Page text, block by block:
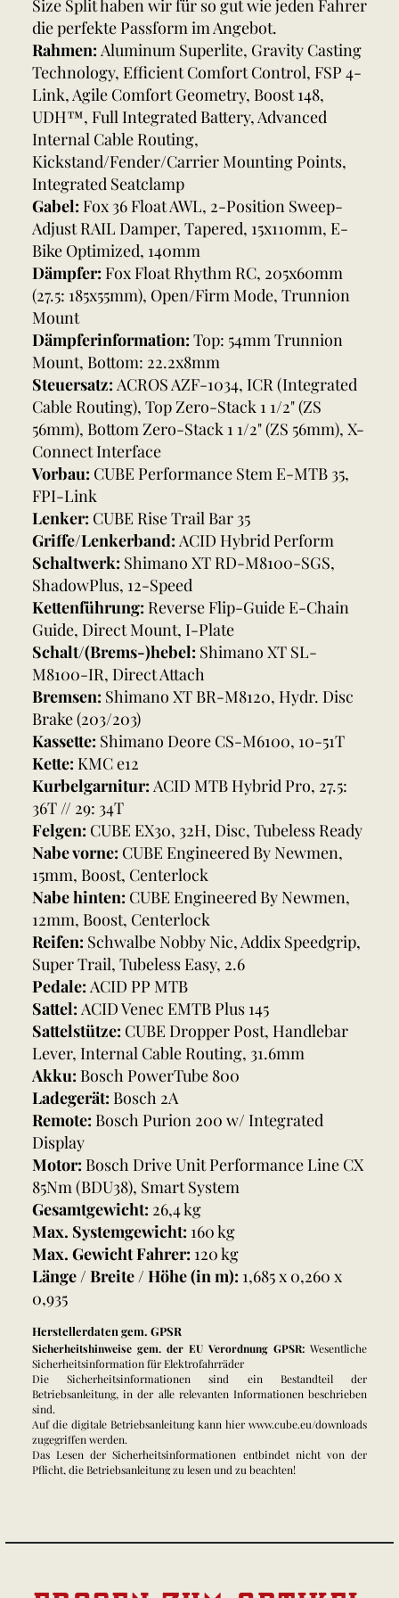
Size Split haben wir für so gut wie jeden Fahrer
die perfekte Passform im Angebot.
Rahmen: Aluminum Superlite, Gravity Casting
Technology, Efficient Comfort Control, FSP 4-
Link, Agile Comfort Geometry, Boost 148,
UDH™, Full Integrated Battery, Advanced
Internal Cable Routing,
Kickstand/Fender/Carrier Mounting Points,
Integrated Seatclamp
Gabel: Fox 36 Float AWL, 2-Position Sweep-
Adjust RAIL Damper, Tapered, 15x110mm, E-
Bike Optimized, 140mm
Dämpfer: Fox Float Rhythm RC, 205x60mm
(27.5: 185x55mm), Open/Firm Mode, Trunnion
Mount
Dämpferinformation: Top: 54mm Trunnion
Mount, Bottom: 22.2x8mm
Steuersatz: ACROS AZF-1034, ICR (Integrated
Cable Routing), Top Zero-Stack 1 1/2" (ZS
56mm), Bottom Zero-Stack 1 1/2" (ZS 56mm), X-
Connect Interface
Vorbau: CUBE Performance Stem E-MTB 35,
FPI-Link
Lenker: CUBE Rise Trail Bar 35
Griffe/Lenkerband: ACID Hybrid Perform
Schaltwerk: Shimano XT RD-M8100-SGS,
ShadowPlus, 12-Speed
Kettenführung: Reverse Flip-Guide E-Chain
Guide, Direct Mount, I-Plate
Schalt/(Brems-)hebel: Shimano XT SL-
M8100-IR, Direct Attach
Bremsen: Shimano XT BR-M8120, Hydr. Disc
Brake (203/203)
Kassette: Shimano Deore CS-M6100, 10-51T
Kette: KMC e12
Kurbelgarnitur: ACID MTB Hybrid Pro, 27.5:
36T // 29: 34T
Felgen: CUBE EX30, 32H, Disc, Tubeless Ready
Nabe vorne: CUBE Engineered By Newmen,
15mm, Boost, Centerlock
Nabe hinten: CUBE Engineered By Newmen,
12mm, Boost, Centerlock
Reifen: Schwalbe Nobby Nic, Addix Speedgrip,
Super Trail, Tubeless Easy, 2.6
Pedale: ACID PP MTB
Sattel: ACID Venec EMTB Plus 145
Sattelstütze: CUBE Dropper Post, Handlebar
Lever, Internal Cable Routing, 31.6mm
Akku: Bosch PowerTube 800
Ladegerät: Bosch 2A
Remote: Bosch Purion 200 w/ Integrated
Display
Motor: Bosch Drive Unit Performance Line CX
85Nm (BDU38), Smart System
Gesamtgewicht: 26,4 kg
Max. Systemgewicht: 160 kg
Max. Gewicht Fahrer: 120 kg
Länge / Breite / Höhe (in m): 1,685 x 0,260 x
0,935
Herstellerdaten gem. GPSR
Sicherheitshinweise gem. der EU Verordnung GPSR: Wesentliche
Sicherheitsinformation für Elektrofahrräder
Die Sicherheitsinformationen sind ein Bestandteil der
Betriebsanleitung, in der alle relevanten Informationen beschrieben
sind.
Auf die digitale Betriebsanleitung kann hier www.cube.eu/downloads
zugegriffen werden.
Das Lesen der Sicherheitsinformationen entbindet nicht von der
Pflicht, die Betriebsanleitung zu lesen und zu beachten!
- Eine Missachtung der bestimmungsgemäßen Verwendung kann zum
- Halten Sie die Beschränkungen der angegebenen Nutzungsklasse /